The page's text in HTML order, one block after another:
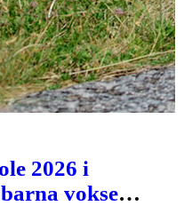
2026 i
vokser,